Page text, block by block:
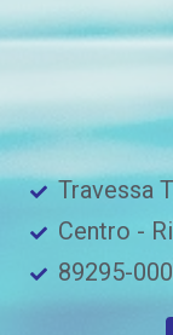
Travessa
Centro -
89295-000